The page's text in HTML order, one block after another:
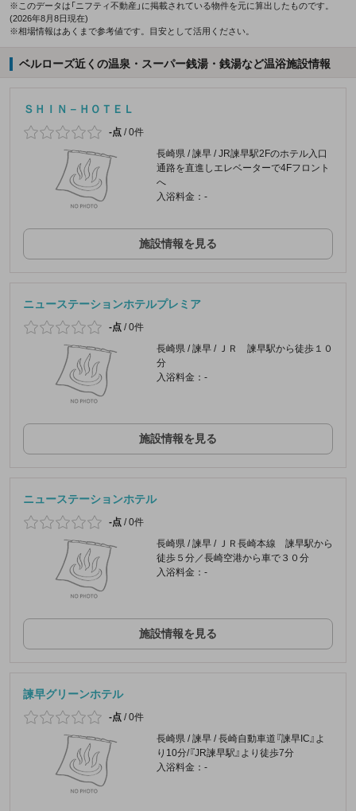
※このデータは「ニフティ不動産」に掲載されている物件を元に算出したものです。
(2026年8月8日現在)
※相場情報はあくまで参考値です。目安として活用ください。
ベルローズ近くの温泉・スーパー銭湯・銭湯など温浴施設情報
ＳＨＩＮ－ＨＯＴＥＬ
-点 /0件
長崎県 / 諫早 / JR諫早駅2Fのホテル入口
通路を直進しエレベーターで4Fフロント
へ
入浴料金：-
施設情報を見る
ニューステーションホテルプレミア
-点 /0件
長崎県 / 諫早 / ＪＲ 諫早駅から徒歩１０
分
入浴料金：-
施設情報を見る
ニューステーションホテル
-点 /0件
長崎県 / 諫早 / ＪＲ長崎本線 諫早駅から
徒歩５分／長崎空港から車で３０分
入浴料金：-
施設情報を見る
諫早グリーンホテル
-点 /0件
長崎県 / 諫早 / 長崎自動車道『諫早IC』よ
り10分/『JR諫早駅』より徒歩7分
入浴料金：-